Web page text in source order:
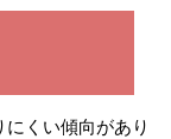
くい傾向があり